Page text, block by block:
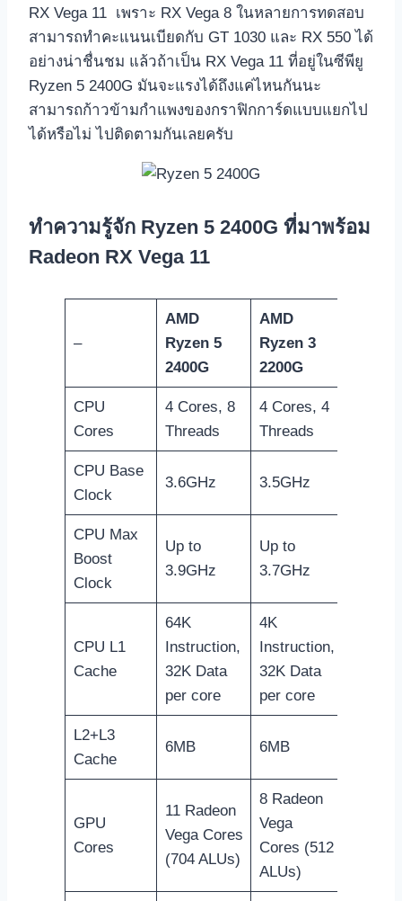
RX Vega 11 เพราะ RX Vega 8 ในหลายการทดสอบ
สามารถทำคะแนนเบียดกับ GT 1030 และ RX 550 ได้
อย่างน่าชื่นชม แล้วถ้าเป็น RX Vega 11 ที่อยู่ในซีพียู
Ryzen 5 2400G มันจะแรงได้ถึงแค่ไหนกันนะ
สามารถก้าวข้ามกำแพงของกราฟิกการ์ดแบบแยกไป
ได้หรือไม่ ไปติดตามกันเลยครับ
ทำความรู้จัก Ryzen 5 2400G ที่มาพร้อม
Radeon RX Vega 11
–
AMD
Ryzen 5
2400G
AMD
Ryzen 3
2200G
CPU
Cores
4 Cores, 8
Threads
4 Cores, 4
Threads
CPU Base
Clock
3.6GHz 3.5GHz
CPU Max
Boost
Clock
Up to
3.9GHz
Up to
3.7GHz
CPU L1
Cache
64K
Instruction,
32K Data
per core
4K
Instruction,
32K Data
per core
L2+L3
Cache
6MB 6MB
GPU
Cores
11 Radeon
Vega Cores
(704 ALUs)
8 Radeon
Vega
Cores (512
ALUs)